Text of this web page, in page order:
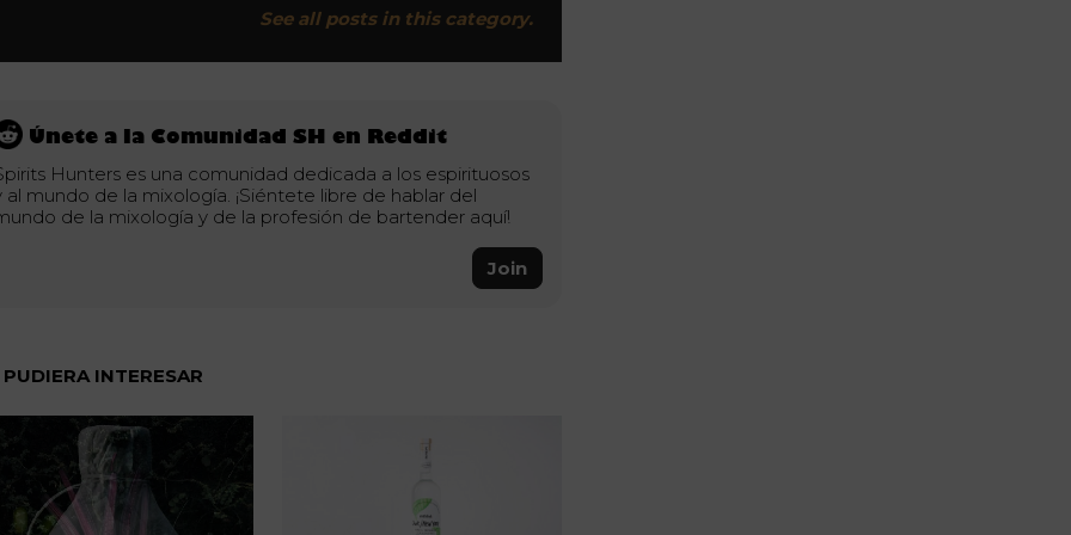
See all posts in this category.
Únete a la Comunidad SH en Reddit
Hunters es una comunidad dedicada a los espirituosos
al mundo de la mixología. ¡Siéntete libre de hablar del
de la mixología y de la profesión de bartender aquí!
Join
INTERESAR